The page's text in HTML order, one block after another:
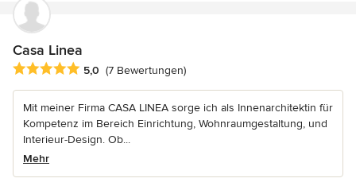
Casa Linea
Durchschnittliche Bewertung: 5 von 5 Sternen
5,0 (7 Bewertungen)
Mit meiner Firma CASA LINEA sorge ich als Innenarchitektin für
Kompetenz im Bereich Einrichtung, Wohnraumgestaltung, und
Interieur-Design. Ob...
Mehr